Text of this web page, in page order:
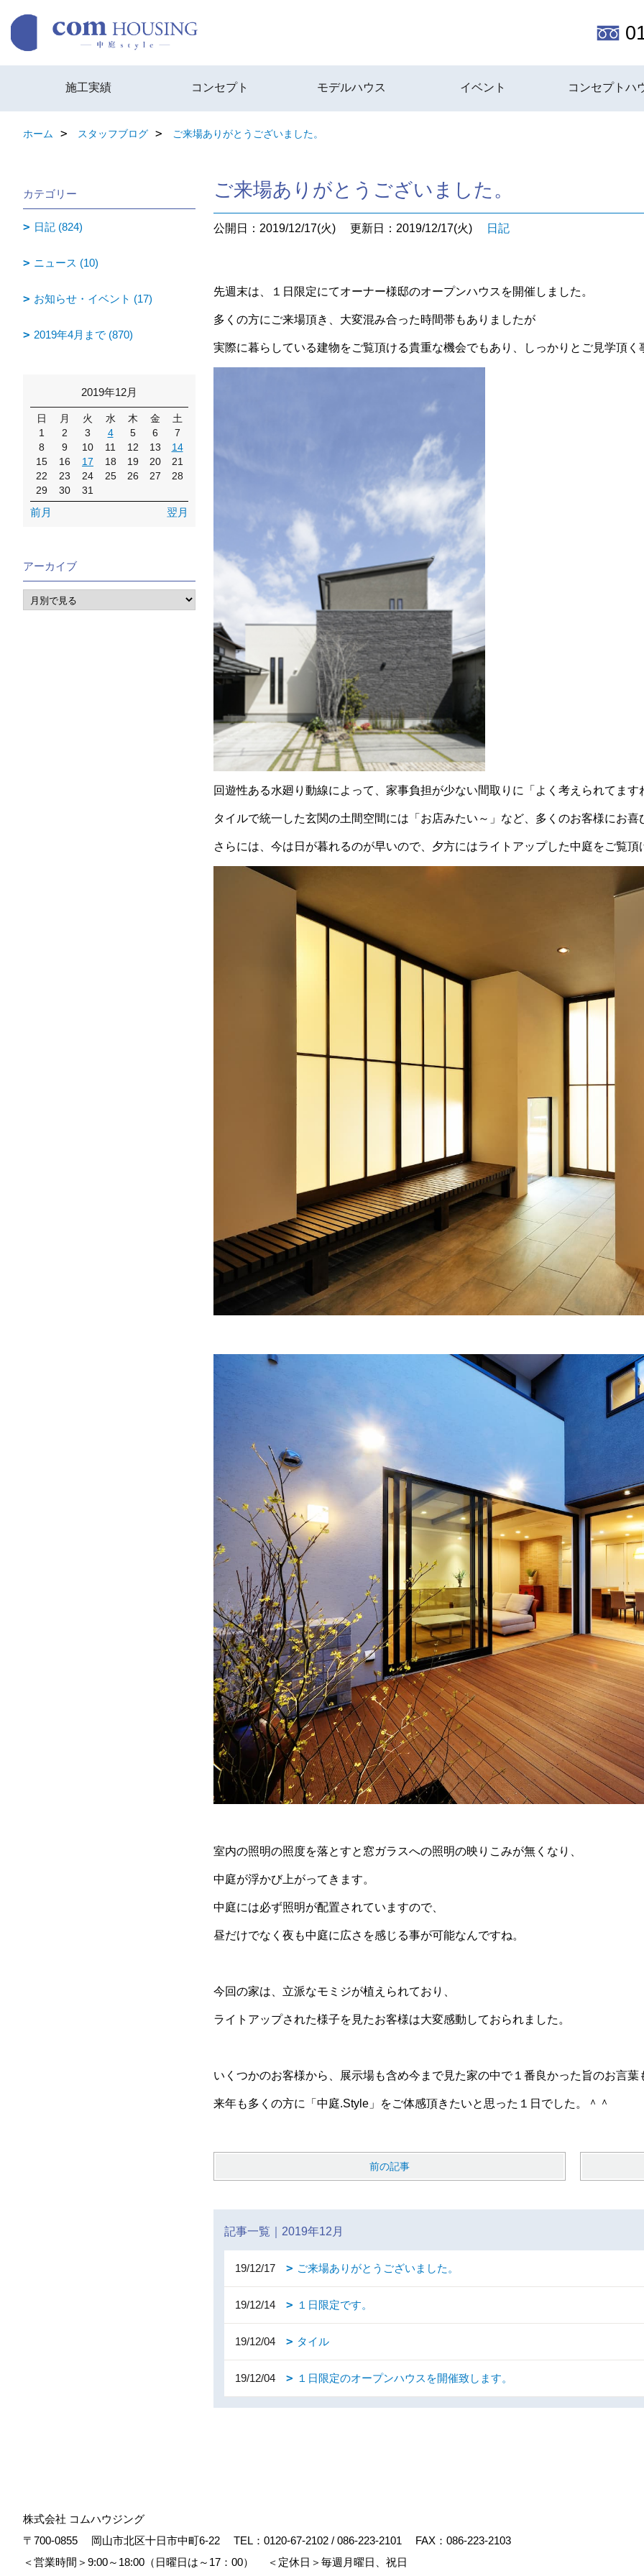
施工実績 コンセプト モデルハウス イベント コンセプトハ
ホーム スタッフブログ ご来場ありがとうございました。
ご来場ありがとうございました。
公開日：2019/12/17(火) 更新日：2019/12/17(火) 日記
先週末は、１日限定にてオーナー様邸のオープンハウスを開催しました。
多くの方にご来場頂き、大変混み合った時間帯もありましたが
実際に暮らしている建物をご覧頂ける貴重な機会でもあり、しっかりとご見学頂く
回遊性ある水廻り動線によって、家事負担が少ない間取りに「よく考えられてます
タイルで統一した玄関の土間空間には「お店みたい～」など、多くのお客様にお喜
さらには、今は日が暮れるのが早いので、夕方にはライトアップした中庭をご覧頂
室内の照明の照度を落とすと窓ガラスへの照明の映りこみが無くなり、
中庭が浮かび上がってきます。
中庭には必ず照明が配置されていますので、
昼だけでなく夜も中庭に広さを感じる事が可能なんですね。
今回の家は、立派なモミジが植えられており、
ライトアップされた様子を見たお客様は大変感動しておられました。
いくつかのお客様から、展示場も含め今まで見た家の中で１番良かった旨のお言葉
来年も多くの方に「中庭.Style」をご体感頂きたいと思った１日でした。＾＾
前の記事
記事一覧｜2019年12月
19/12/17 ご来場ありがとうございました。
19/12/14 １日限定です。
19/12/04 タイル
19/12/04 １日限定のオープンハウスを開催致します。
カテゴリー
日記 (824)
ニュース (10)
お知らせ・イベント (17)
2019年4月まで (870)
2019年12月
日 月 火 水 木 金
土
1
2 3 4 5 6
7
8
9 10 11 12 13
14
15
16 17 18 19 20
21
22
23 24 25 26 27
28
29
30 31
前月 翌月
アーカイブ
株式会社 コムハウジング
〒700-0855
岡山市北区十日市中町6-22 TEL： 0120-67-2102 / 086-223-2101
FAX：086-223-2103
＜営業時間＞9:00～18:00（日曜日は～17：00）
＜定休日＞毎週月曜日、祝日